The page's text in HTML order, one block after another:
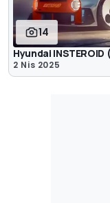
14
Hyundai INSTEROID
2 Nis 2025